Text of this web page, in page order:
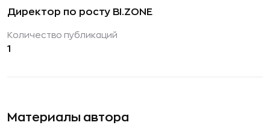
Материалы автора
Директор по росту BI.ZONE
Количество публикаций
1